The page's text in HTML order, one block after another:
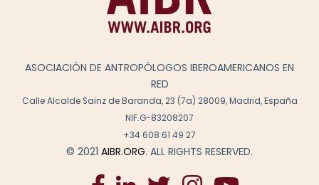
ASOCIACIÓN DE ANTROPÓLOGOS IBEROAMERICANOS EN
RED
Calle Alcalde Sainz de Baranda, 23 (7a) 28009, Madrid, España
NIF.G-83208207
+34 608 61 49 27
© 2021 AIBR.ORG. ALL RIGHTS RESERVED.